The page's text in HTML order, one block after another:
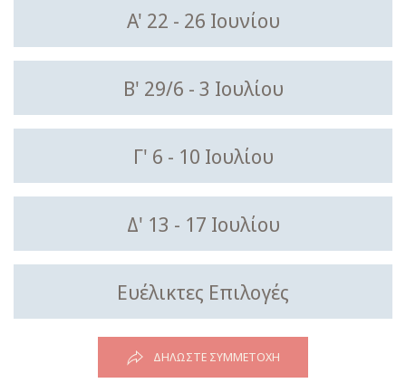
A' 22 - 26 Ιουνίου
Β' 29/6 - 3 Ιουλίου
Γ' 6 - 10 Ιουλίου
Δ' 13 - 17 Ιουλίου
Ευέλικτες Επιλογές
ΔΗΛΏΣΤΕ ΣΥΜΜΕΤΟΧΉ